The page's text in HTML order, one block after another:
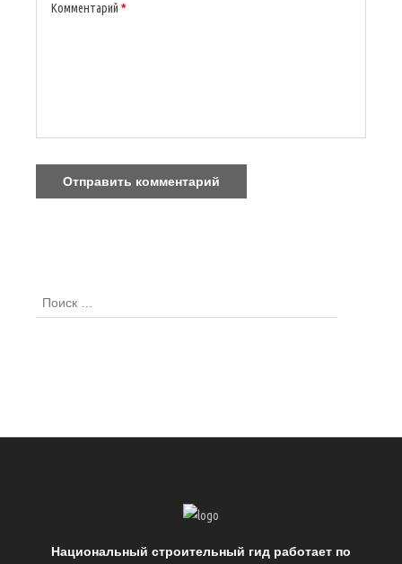
браузере для
Комментарий *
Национальный строительный гид работает по